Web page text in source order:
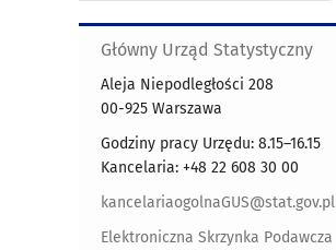
Główny Urząd Statystyczny
Aleja Niepodległości 208
00-925 Warszawa
Godziny pracy Urzędu: 8.15–16.15
Kancelaria: +48 22 608 30 00
kancelariaogolnaGUS@stat.gov.pl
Elektroniczna Skrzynka Podawcza